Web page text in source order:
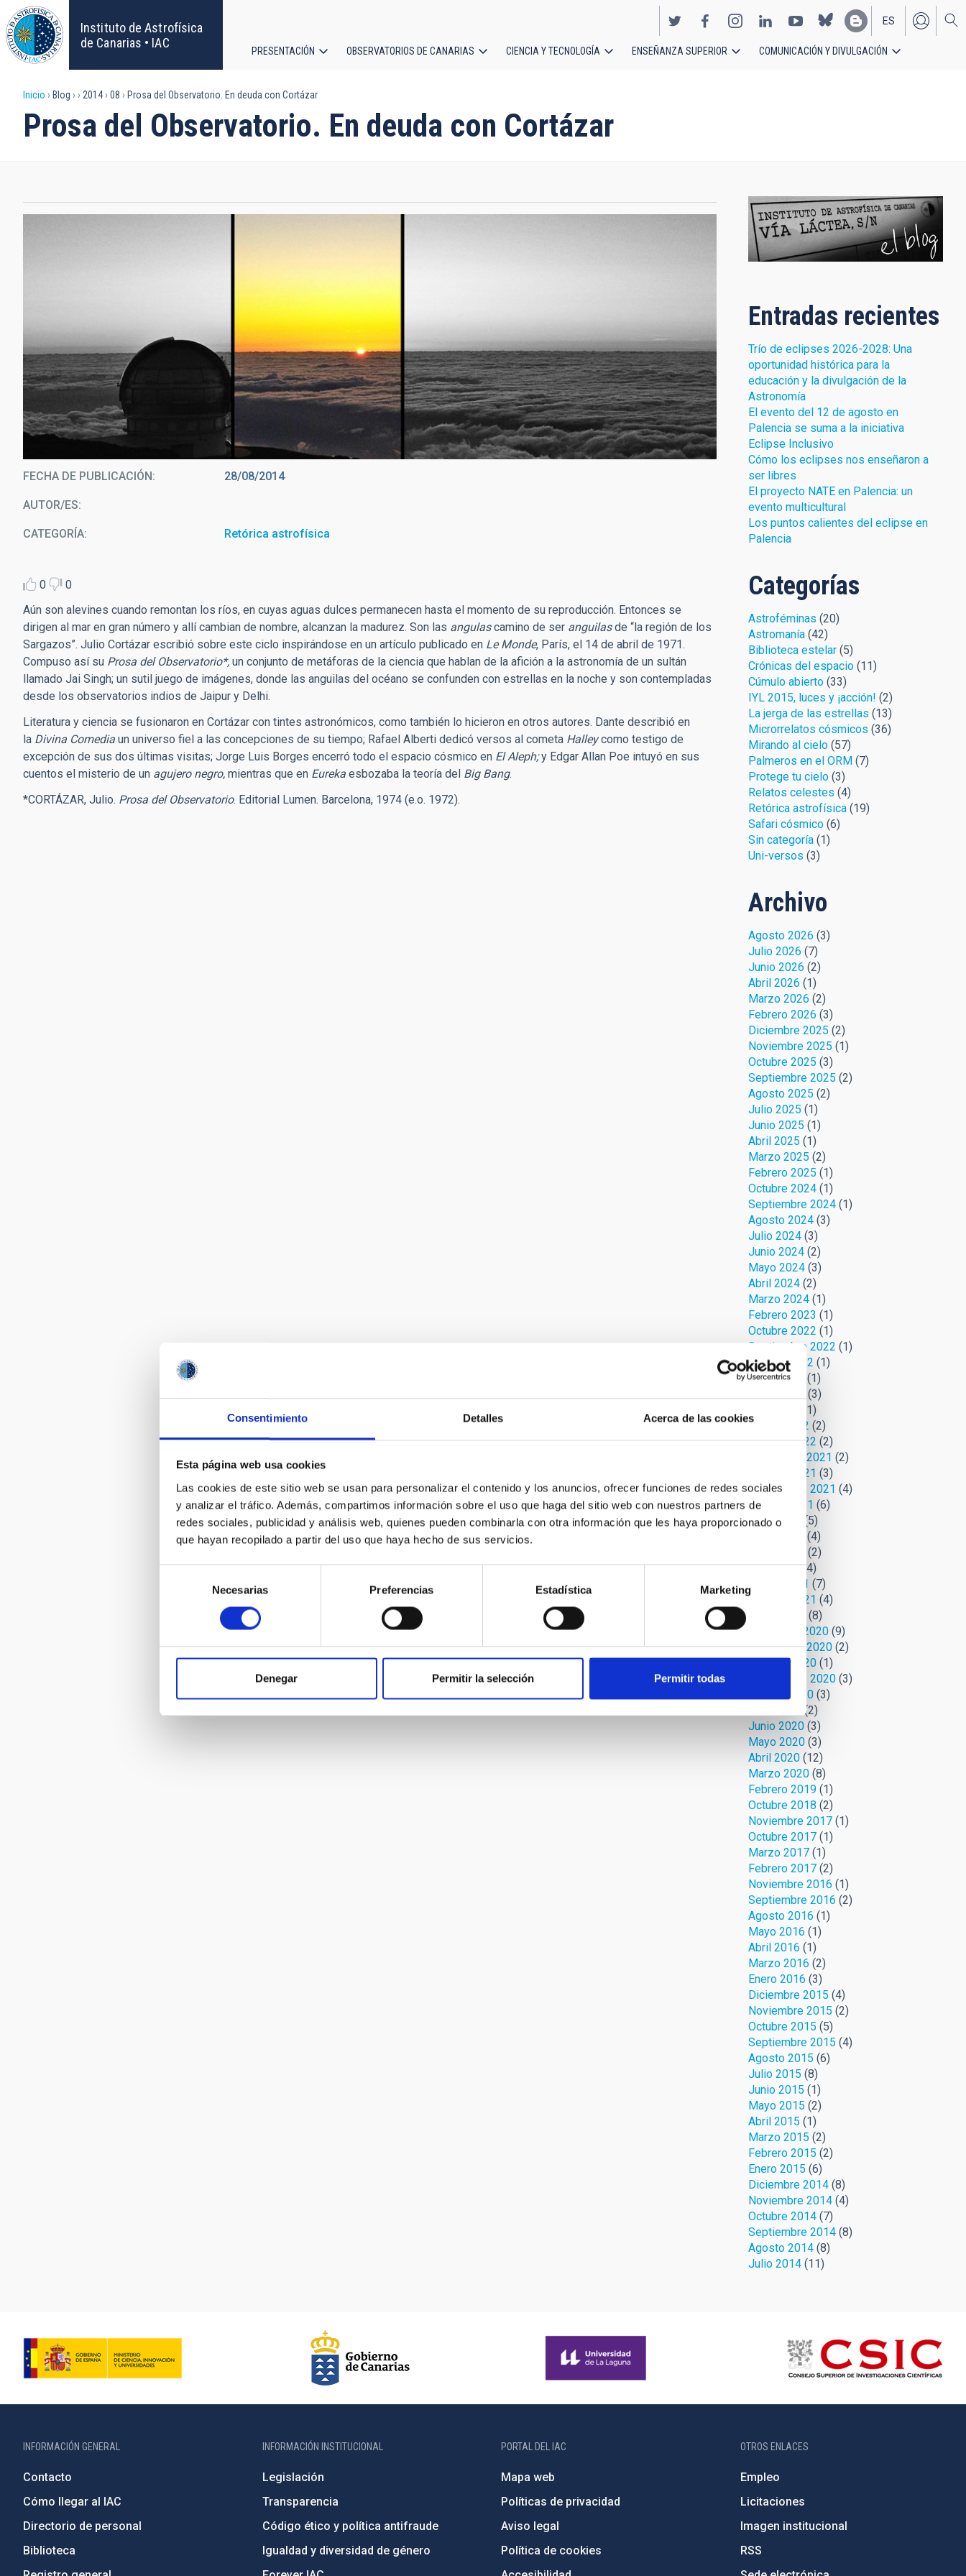
Consentimiento Detalles Acerca de las cookies
Esta página web usa cookies
Las cookies de este sitio web se usan para personalizar el contenido y los anuncios, ofrecer funciones de redes sociales
y analizar el tráfico. Además, compartimos información sobre el uso que haga del sitio web con nuestros partners de
redes sociales, publicidad y análisis web, quienes pueden combinarla con otra información que les haya proporcionado o
que hayan recopilado a partir del uso que haya hecho de sus servicios.
consentimiento
Necesarias Preferencias Estadística Marketing
Denegar Permitir la selección Permitir todas
Pasar
al
contenido
principal
Instituto de Astrofísica
de Canarias • IAC
EN
ES
principal
PRESENTACIÓN OBSERVATORIOS DE CANARIAS CIENCIA Y TECNOLOGÍA ENSEÑANZA SUPERIOR COMUNICACIÓN Y DIVULGACIÓN
Sobrescribir
enlaces
ayuda
Inicio Blog 2014 08 Prosa del Observatorio. En deuda con Cortázar
Prosa del Observatorio. En deuda con Cortázar
Puesta de sol en el Observatorio del Roque de los Muchachos (La Palma). Foto: Carmen del Puerto (IAC).
FECHA DE PUBLICACIÓN 28/08/2014
AUTOR/ES
CATEGORÍA Retórica astrofísica
0
0
Aún son alevines cuando remontan los ríos, en cuyas aguas dulces permanecen hasta el momento de su reproducción. Entonces se
dirigen al mar en gran número y allí cambian de nombre, alcanzan la madurez. Son las angulascamino de ser anguilasde “la región de los
Sargazos”. Julio Cortázar escribió sobre este ciclo inspirándose en un artículo publicado en Le Monde, París, el 14 de abril de 1971.
Compuso así su Prosa del Observatorio*, un conjunto de metáforas de la ciencia que hablan de la afición a la astronomía de un sultán
llamado Jai Singh; un sutil juego de imágenes, donde las anguilas del océano se confunden con estrellas en la noche y son contempladas
desde los observatorios indios de Jaipur y Delhi.
Literatura y ciencia se fusionaron en Cortázar con tintes astronómicos, como también lo hicieron en otros autores. Dante describió en
la Divina Comedia un universo fiel a las concepciones de su tiempo; Rafael Alberti dedicó versos al cometa Halleycomo testigo de
excepción de sus dos últimas visitas; Jorge Luis Borges encerró todo el espacio cósmico en El Aleph;y Edgar Allan Poe intuyó en sus
cuentos el misterio de un agujero negro, mientras que en Eureka esbozaba la teoría del Big Bang.
*CORTÁZAR, Julio. Prosa del Observatorio. Editorial Lumen. Barcelona, 1974 (e.o. 1972).
Entradas recientes
Trío de eclipses 2026-2028: Una
oportunidad histórica para la
educación y la divulgación de la
Astronomía
El evento del 12 de agosto en
Palencia se suma a la iniciativa
Eclipse Inclusivo
Cómo los eclipses nos enseñaron a
ser libres
El proyecto NATE en Palencia: un
evento multicultural
Los puntos calientes del eclipse en
Palencia
Categorías
Astroféminas (20)
Astromanía(42)
Biblioteca estelar(5)
Crónicas del espacio(11)
Cúmulo abierto(33)
IYL 2015, luces y ¡acción! (2)
La jerga de las estrellas (13)
Microrrelatos cósmicos (36)
Mirando al cielo(57)
Palmeros en el ORM(7)
Protege tu cielo(3)
Relatos celestes (4)
Retórica astrofísica(19)
Safari cósmico(6)
Sin categoría(1)
Uni-versos (3)
Archivo
Agosto 2026 (3)
Julio 2026 (7)
Junio 2026 (2)
Abril 2026 (1)
Marzo 2026 (2)
Febrero 2026 (3)
Diciembre 2025 (2)
Noviembre 2025 (1)
Octubre 2025 (3)
Septiembre 2025 (2)
Agosto 2025 (2)
Julio 2025 (1)
Junio 2025 (1)
Abril 2025 (1)
Marzo 2025 (2)
Febrero 2025 (1)
Octubre 2024(1)
Septiembre 2024(1)
Agosto 2024(3)
Julio 2024(3)
Junio 2024(2)
Mayo 2024(3)
Abril 2024(2)
Marzo 2024(1)
Febrero 2023 (1)
Octubre 2022 (1)
Septiembre 2022 (1)
Agosto 2022 (1)
Junio 2022
(1)
(3)
(1)
Marzo 2022 (2)
Febrero 2022 (2)
Noviembre 2021 (2)
Octubre 2021 (3)
Septiembre 2021 (4)
Agosto 2021 (6)
Julio 2021
(5)
(4)
(2)
Abril 2021(4)
Marzo 2021 (7)
Febrero 2021 (4)
(8)
Diciembre 2020(9)
Noviembre 2020(2)
Octubre 2020(1)
Septiembre 2020(3)
Agosto 2020(3)
(2)
Junio 2020(3)
Mayo 2020(3)
Abril 2020(12)
Marzo 2020(8)
Febrero 2019(1)
Octubre 2018 (2)
Noviembre 2017(1)
Octubre 2017(1)
Marzo 2017(1)
Febrero 2017(2)
Noviembre 2016 (1)
Septiembre 2016 (2)
Agosto 2016 (1)
Mayo 2016 (1)
Abril 2016 (1)
Marzo 2016 (2)
Enero 2016 (3)
Diciembre 2015 (4)
Noviembre 2015 (2)
Octubre 2015 (5)
Septiembre 2015 (4)
Agosto 2015 (6)
Julio 2015 (8)
Junio 2015 (1)
Mayo 2015 (2)
Abril 2015 (1)
Marzo 2015 (2)
Febrero 2015 (2)
Enero 2015 (6)
Diciembre 2014(8)
Noviembre 2014(4)
Octubre 2014(7)
Septiembre 2014(8)
Agosto 2014(8)
Julio 2014(11)
INFORMACIÓN GENERAL
Contacto
Cómo llegar al IAC
Directorio de personal
Biblioteca
INFORMACIÓN INSTITUCIONAL
Legislación
Transparencia
Código ético y política antifraude
Igualdad y diversidad de género
PORTAL DEL IAC
Mapa web
Políticas de privacidad
Aviso legal
Política de cookies
OTROS ENLACES
Empleo
Licitaciones
Imagen institucional
RSS